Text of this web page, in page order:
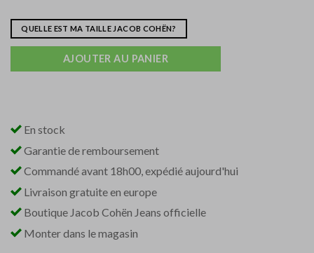
QUELLE EST MA TAILLE JACOB COHËN?
AJOUTER AU PANIER
En stock
Garantie de remboursement
Commandé avant 18h00, expédié aujourd'hui
Livraison gratuite en europe
Boutique Jacob Cohën Jeans officielle
Monter dans le magasin